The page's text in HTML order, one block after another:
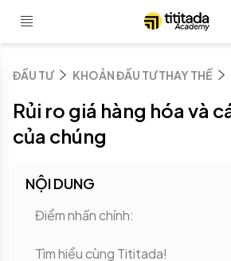
ĐẦU TƯ KHOẢN ĐẦU TƯ THAY THẾ
Rủi ro giá hàng hóa và
của chúng
NỘI DUNG
Điểm nhấn chính:
Tìm hiểu cùng Tititada!